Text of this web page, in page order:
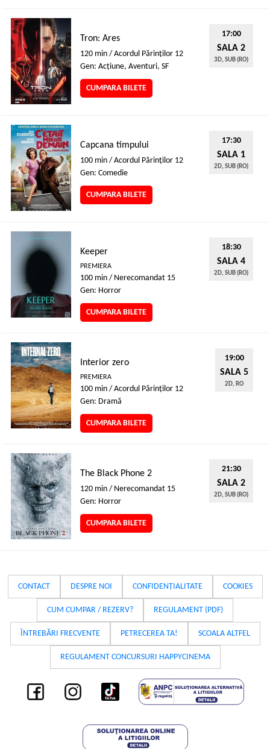
Tron: Ares
120 min / Acordul Părinţilor 12
Gen: Acţiune, Aventuri, SF
CUMPARA BILETE
17:00
SALA 2
3D, SUB (RO)
Capcana timpului
100 min / Acordul Părinţilor 12
Gen: Comedie
CUMPARA BILETE
17:30
SALA 1
2D, SUB (RO)
Keeper
PREMIERA
100 min / Nerecomandat 15
Gen: Horror
CUMPARA BILETE
18:30
SALA 4
2D, SUB (RO)
Interior zero
PREMIERA
100 min / Acordul Părinţilor 12
Gen: Dramă
CUMPARA BILETE
19:00
SALA 5
2D, RO
The Black Phone 2
120 min / Nerecomandat 15
Gen: Horror
CUMPARA BILETE
21:30
SALA 2
2D, SUB (RO)
CONTACT DESPRE NOI CONFIDENȚIALITATE COOKIES
CUM CUMPAR / REZERV? REGULAMENT (PDF)
ÎNTREBĂRI FRECVENTE PETRECEREA TA! SCOALA ALTFEL
REGULAMENT CONCURSURI HAPPYCINEMA